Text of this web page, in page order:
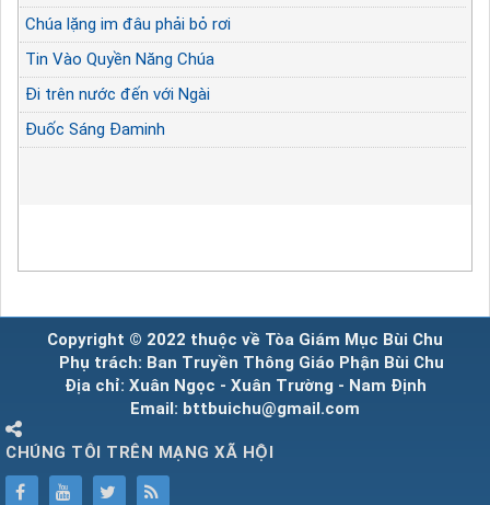
Chúa lặng im đâu phải bỏ rơi
Tin Vào Quyền Năng Chúa
Đi trên nước đến với Ngài
Đuốc Sáng Đaminh
Copyright © 2022 thuộc về Tòa Giám Mục Bùi Chu
Phụ trách: Ban Truyền Thông Giáo Phận Bùi Chu
Địa chỉ: Xuân Ngọc - Xuân Trường - Nam Định
Email: bttbuichu@gmail.com
CHÚNG TÔI TRÊN MẠNG XÃ HỘI